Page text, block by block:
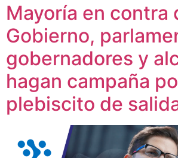
Mayoría en contra
Gobierno,
gobernadores y
hagan campaña
plebiscito de